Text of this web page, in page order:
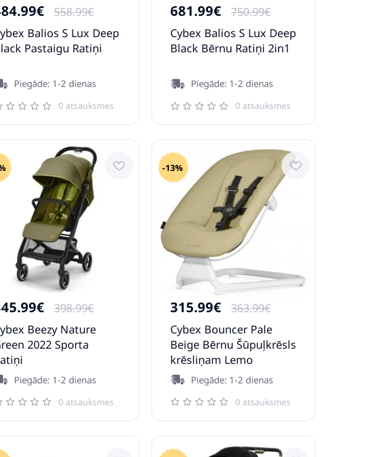
558.99€
Balios S Lux Deep
Pastaigu Ratiņi
Piegāde: 1-2 dienas
0 atsauksmes
681.99€
750.99€
Cybex Balios S Lux Deep
Black Bērnu Ratiņi 2in1
Piegāde: 1-2 dienas
0 atsauksmes
398.99€
Beezy Nature
2022 Sporta
Piegāde: 1-2 dienas
0 atsauksmes
-13%
315.99€
363.99€
Cybex Bouncer Pale
Beige Bērnu Šūpuļkrēsls
krēsliņam Lemo
Piegāde: 1-2 dienas
0 atsauksmes